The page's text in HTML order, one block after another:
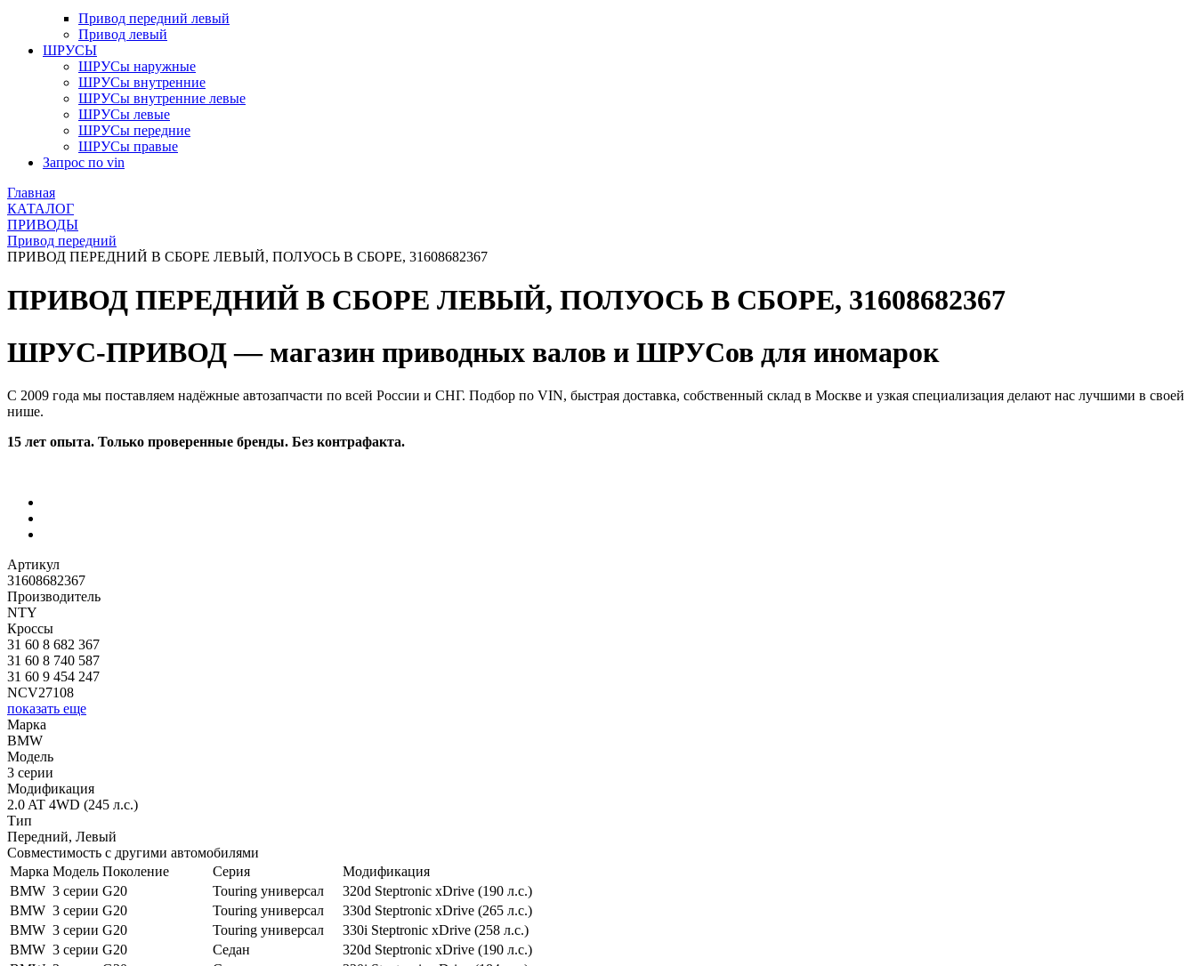
Привод передний левый
Привод левый
ШРУСЫ
ШРУСы наружные
ШРУСы внутренние
ШРУСы внутренние левые
ШРУСы левые
ШРУСы передние
ШРУСы правые
Запрос по vin
Главная
КАТАЛОГ
ПРИВОДЫ
Привод передний
ПРИВОД ПЕРЕДНИЙ В СБОРЕ ЛЕВЫЙ, ПОЛУОСЬ В СБОРЕ, 31608682367
ПРИВОД ПЕРЕДНИЙ В СБОРЕ ЛЕВЫЙ, ПОЛУОСЬ В СБОРЕ, 31608682367
ШРУС-ПРИВОД — магазин приводных валов и ШРУСов для иномарок
С 2009 года мы поставляем надёжные автозапчасти по всей России и СНГ. Подбор по VIN, быстрая доставка, собственный склад в Москве и узкая специализация делают нас лучшими в своей
нише.
15 лет опыта. Только проверенные бренды. Без контрафакта.
Артикул
31608682367
Производитель
NTY
Кроссы
31 60 8 682 367
31 60 8 740 587
31 60 9 454 247
NCV27108
показать еще
Марка
BMW
Модель
3 серии
Модификация
2.0 AT 4WD (245 л.с.)
Тип
Передний, Левый
Совместимость с другими автомобилями
Марка Модель Поколение Серия
Модификация
BMW 3 серии G20 Touring универсал
320d Steptronic xDrive (190 л.с.)
BMW 3 серии G20 Touring универсал
330d Steptronic xDrive (265 л.с.)
BMW 3 серии G20 Touring универсал
330i Steptronic xDrive (258 л.с.)
BMW 3 серии G20 Седан
320d Steptronic xDrive (190 л.с.)